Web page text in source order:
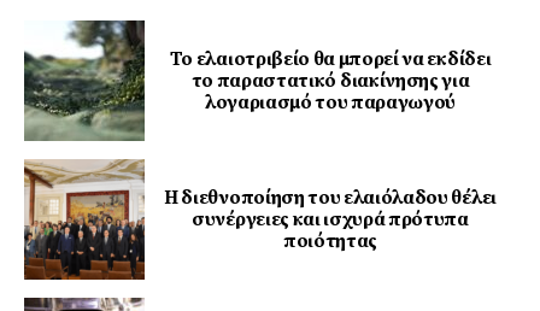
Το ελαιοτριβείο θα μπορεί να εκδίδει
το παραστατικό διακίνησης για
λογαριασμό του παραγωγού
Η διεθνοποίηση του ελαιόλαδου θέλει
συνέργειες και ισχυρά πρότυπα
ποιότητας